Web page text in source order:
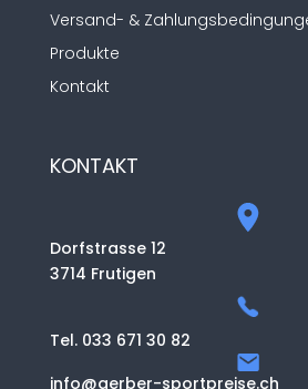
Versand- &
Produkte
Kontakt
KONTAKT
Dorfstrasse 12
3714 Frutigen
Tel. 033 671 30 82
info@gerber-sportpreise.ch